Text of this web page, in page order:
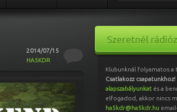
2014/07/15
HA5KDR
Klubunknál folyamatos a
Csatlakozz csapatunkhoz!
alapszabályunkat és a
elfogadod, akkor nincs
ha5kdr@ha5kdr.hu